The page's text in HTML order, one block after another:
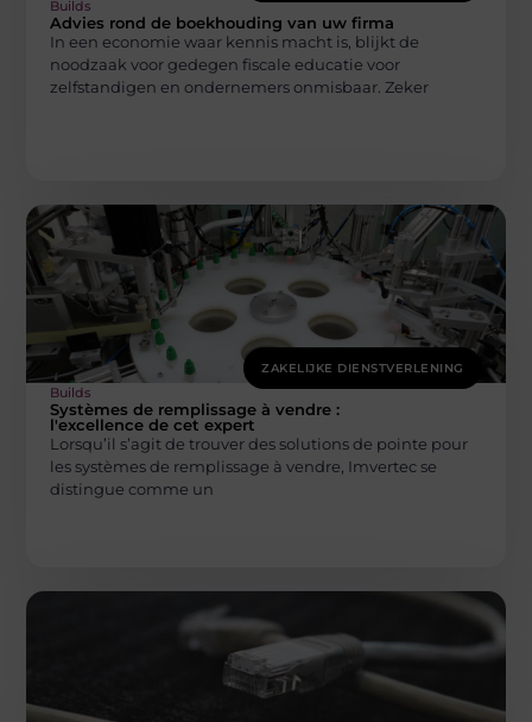
Builds
Advies rond de boekhouding van uw firma
In een economie waar kennis macht is, blijkt de
noodzaak voor gedegen fiscale educatie voor
zelfstandigen en ondernemers onmisbaar. Zeker
ZAKELIJKE DIENSTVERLENING
Builds
Systèmes de remplissage à vendre :
l'excellence de cet expert
Lorsqu’il s’agit de trouver des solutions de pointe pour
les systèmes de remplissage à vendre, Imvertec se
distingue comme un